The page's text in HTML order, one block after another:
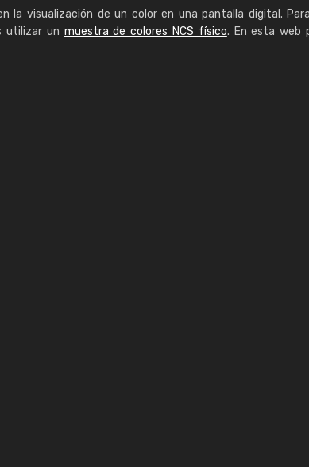
la visualización de un color en una pantalla digital.
utilizar un muestra de colores NCS físico. En esta web